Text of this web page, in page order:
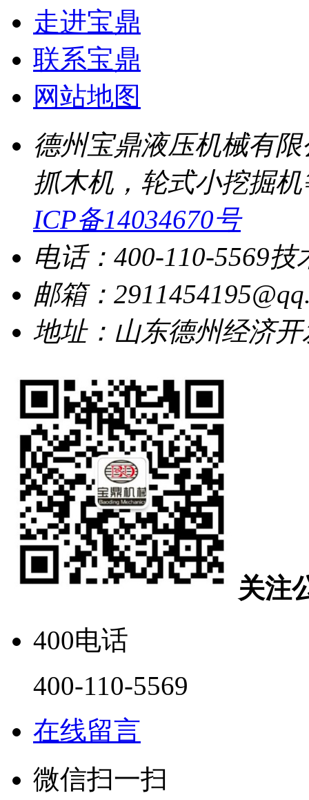
走进宝鼎
联系宝鼎
网站地图
德州宝鼎液压机械有
抓木机，轮式小挖掘
ICP备14034670号
电话：400-110-5569技
邮箱：
地址：山东德州经济
关注
400电话
400-110-5569
在线留言
微信扫一扫